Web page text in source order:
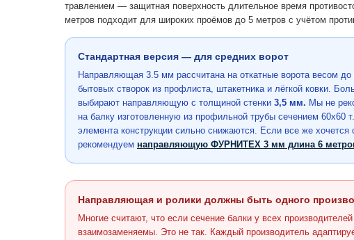
травлением — защитная поверхность длительное время
метров подходит для широких проёмов до 5 метров с учётом
Стандартная версия — для средних ворот
Направляющая 3.5 мм рассчитана на откатные ворота весом
бытовых створок из профлиста, штакетника и лёгкой ковки.
выбирают направляющую с толщиной стенки 3,5 мм. Мы не
на балку изготовленную из профильной трубы сечением 60х60
элемента конструкции сильно снижаются. Если все же
рекомендуем направляющую ФУРНИТЕХ 3 мм длина 6
Направляющая и ролики должны быть одного
Многие считают, что если сечение балки у всех
взаимозаменяемы. Это не так. Каждый производитель